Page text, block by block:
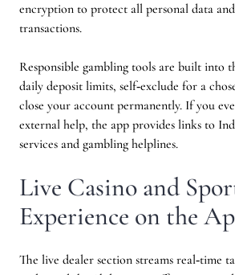
encryption to protect all personal data
transactions.
Responsible gambling tools are built into
daily deposit limits, self‑exclude for a
close your account permanently. If you
external help, the app provides links to
services and gambling helplines.
Live Casino and
Experience on the
The live dealer section streams real‑time